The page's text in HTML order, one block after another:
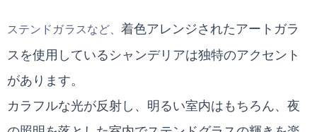
ステンドガラスなど、 着色アレンジされたアートガラ
スを使用しているシャンデリアは独特のアクセント
があります。
カラフルな光が反射し、明るい室内はもちろん、夜